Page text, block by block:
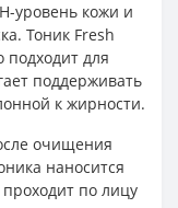
уровень кожи и
Тоник Fresh
подходит для
поддерживать
к жирности.
очищения
наносится
по лицу